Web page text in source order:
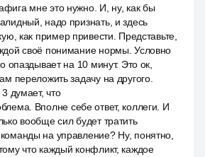
мне это нужно. И, ну, как бы
надо признать, и здесь
как пример привести. Представьте,
своё понимание нормы. Условно
опаздывает на 10 минут. Это ок,
переложить задачу на другого.
думает, что
Вполне себе ответ, коллеги. И
вообще сил будет тратить
команды на управление? Ну, понятно,
что каждый конфликт, каждое